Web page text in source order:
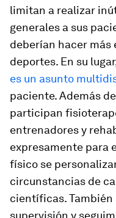
limitan a realizar
generales a sus
deberían hacer
deportes. En su
es un asunto
paciente. Además
participan
entrenadores y
expresamente para
físico se
circunstancias de
científicas. También
supervisión y